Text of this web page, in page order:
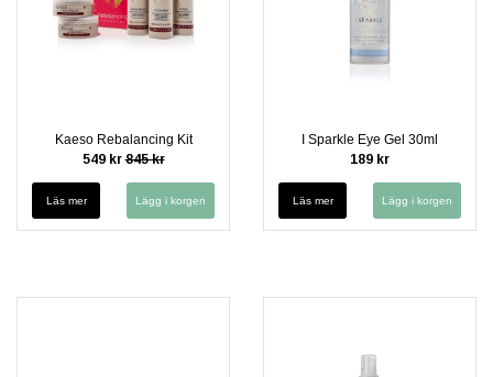
Kaeso Rebalancing Kit
549 kr845 kr
Läs mer
I Sparkle Eye Gel 30ml
189 kr
Läs mer